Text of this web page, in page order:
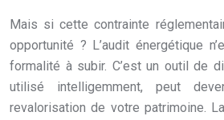
Mais si cette contrainte
opportunité ? L’audit énergétique
formalité à subir. C’est un outil de
utilisé intelligemment, peut
revalorisation de votre patrimoine.